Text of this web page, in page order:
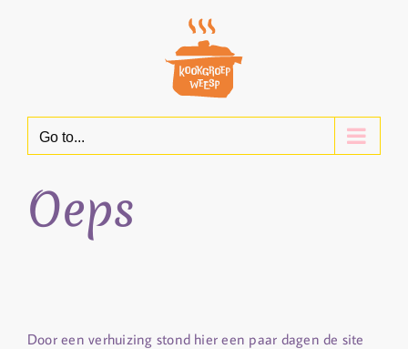
Go to...
Oeps
Door een verhuizing stond hier een paar dagen de site